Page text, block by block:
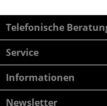
Telefonische
Service
Informationen
Newsletter